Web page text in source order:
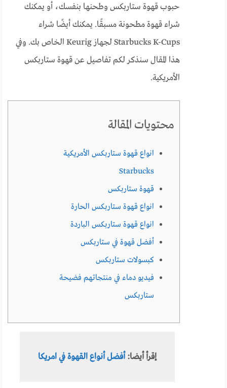
حبوب قهوة ستاربكس وطحنها بنفسك، أو يمكنك
شراء قهوة مطحونة مسبقًا. يمكنك أيضًا شراء
Starbucks K-Cups لجهاز Keurig الخاص بك. وفي
هذا المقال سنذكر لكم تفاصيل عن قهوة ستاربكس
الأمريكية.
محتويات المقالة
انواع قهوة ستاربكس الأمريكية
Starbucks
قهوة ستاربكس
انواع قهوة ستاربكس الحارة
انواع قهوة ستاربکس الباردة
أفضل قهوة في ستاربکس
كبسولات ستاربكس
فيديو دماء في منتجاتهم فضيحة
ستاربكس
إقرأ أيضا:أفضل أنواع القهوة في امريكا